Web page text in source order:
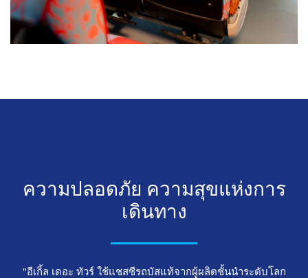
ความปลอดภัย ความสุขแห่งการ
เดินทาง
"อีเกิ้ล เดอะ ทัวร์ ใช้แชสซีรถบัสแท้จากผู้ผลิตชั้นนําระดับโลก